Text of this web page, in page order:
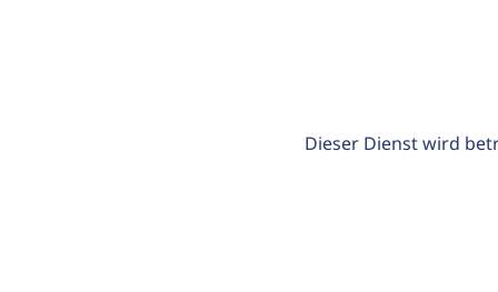
Dieser Dienst wird